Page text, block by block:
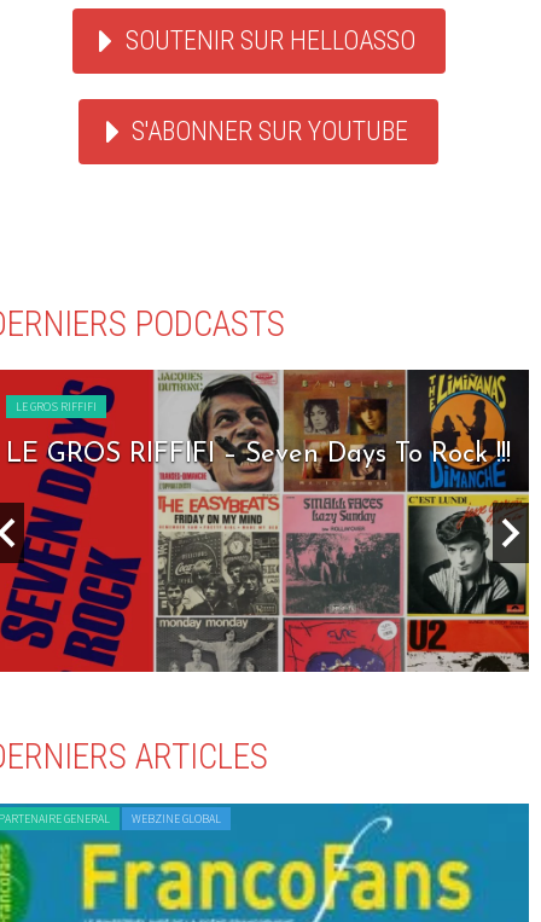
SOUTENIR SUR HELLOASSO
S'ABONNER SUR YOUTUBE
PODCASTS
LE GROS RIFFIFI
LE GROS RIFFIFI – Seven Days To Rock !!!
ARTICLES
GENERAL WEBZINE GLOBAL